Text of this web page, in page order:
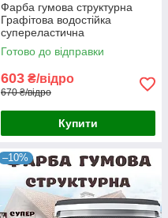
Фарба гумова структурна
Графітова водостійка
супереластична
універсальна емаль
«РабберФлекс» SkyLine для
зовнішніх робіт 4.2 кг
Готово до відправки
603 ₴/відро
670 ₴/відро
Купити
–10%